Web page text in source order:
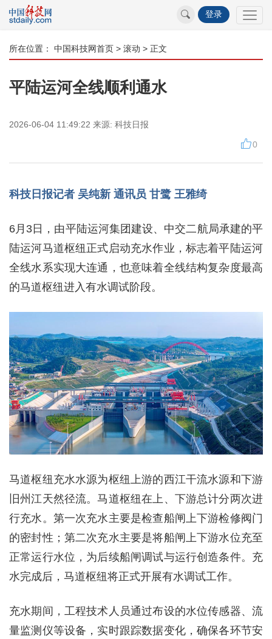
登录
所在位置： 中国科技网首页 > 滚动 > 正文
平陆运河全线顺利通水
2026-06-04 11:49:22 来源: 科技日报
0
科技日报记者 吴纯新 通讯员 甘鹭 王雅绮
6月3日，由平陆运河集团建设、中交二航局承建的平
陆运河马道枢纽正式启动充水作业，标志着平陆运河
全线水系实现大连通，也意味着全线结构复杂度最高
的马道枢纽进入有水调试阶段。
马道枢纽充水水源为枢纽上游的西江干流水源和下游
旧州江天然径流。马道枢纽在上、下游总计分两次进
行充水。第一次充水主要是检查船闸上下游检修阀门
的密封性；第二次充水主要是将船闸上下游水位充至
正常运行水位，为后续船闸调试与运行创造条件。充
水完成后，马道枢纽将正式开展有水调试工作。
充水期间，工程技术人员通过布设的水位传感器、流
量监测仪等设备，实时跟踪数据变化，确保各环节安